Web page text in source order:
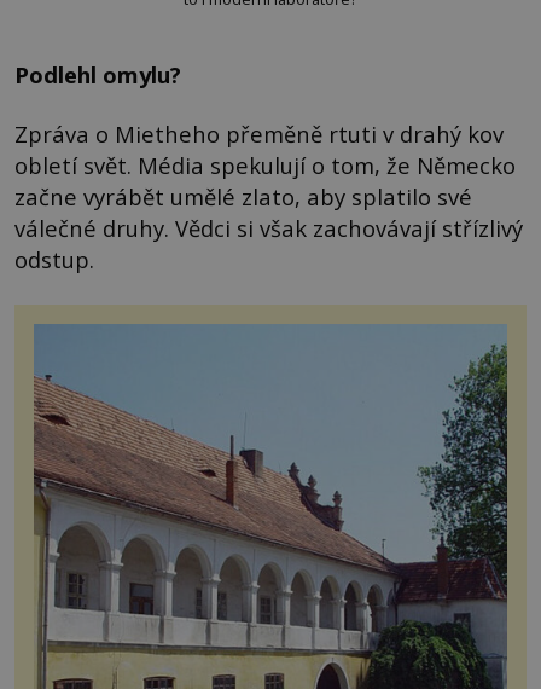
Podlehl omylu?
Zpráva o Mietheho přeměně rtuti v drahý kov
obletí svět. Média spekulují o tom, že Německo
začne vyrábět umělé zlato, aby splatilo své
válečné druhy. Vědci si však zachovávají střízlivý
odstup.